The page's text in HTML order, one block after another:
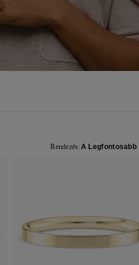
Rendezés: